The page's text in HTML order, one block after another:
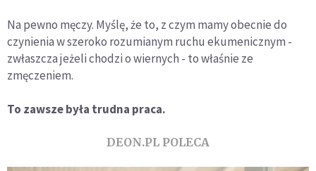
Na pewno męczy. Myślę, że to, z czym mamy obecnie do
czynienia w szeroko rozumianym ruchu ekumenicznym -
zwłaszcza jeżeli chodzi o wiernych - to właśnie ze
zmęczeniem.
To zawsze była trudna praca.
DEON.PL POLECA